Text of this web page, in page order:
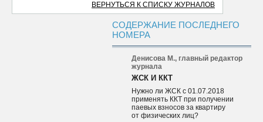
ВЕРНУТЬСЯ К СПИСКУ ЖУРНАЛОВ
СОДЕРЖАНИЕ ПОСЛЕДНЕГО
НОМЕРА
Денисова М., главный редактор
журнала
ЖСК И ККТ
Нужно ли ЖСК с 01.07.2018
применять ККТ при получении
паевых взносов за квартиру
от физических лиц?